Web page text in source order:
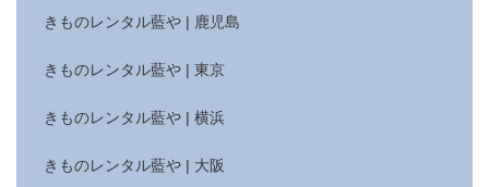
きものレンタル藍や | 鹿児島
きものレンタル藍や | 東京
きものレンタル藍や | 横浜
きものレンタル藍や | 大阪